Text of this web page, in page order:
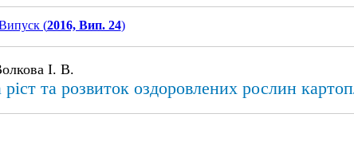
(2016, Вип. 24)
І. В.
та розвиток оздоровлених рослин